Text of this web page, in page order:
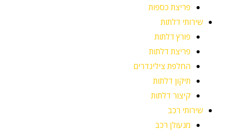
פריצת כספות
שירותי דלתות
פורץ דלתות
פריצת דלתות
החלפת צילינדרים
תיקון דלתות
קיצור דלתות
שירותי רכב
מנעולן רכב